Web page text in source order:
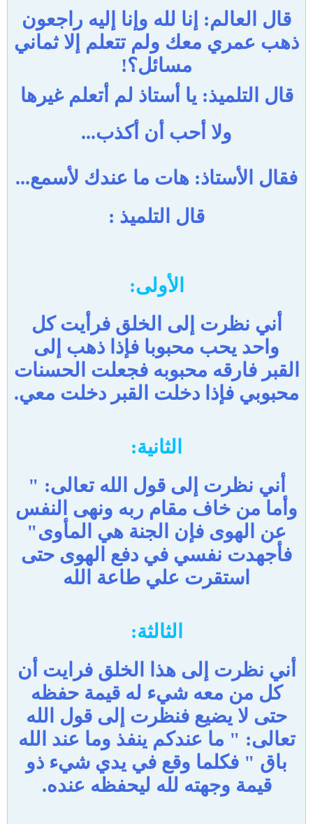
قال العالم: إنا لله وإنا إليه راجعون
ذهب عمري معك ولم تتعلم إلا ثماني
مسائل؟!
قال التلميذ: يا أستاذ لم أتعلم غيرها
ولا أحب أن أكذب...
فقال الأستاذ: هات ما عندك لأسمع...
قال التلميذ :
الأولى:
أني نظرت إلى الخلق فرأيت كل
واحد يحب محبوبا فإذا ذهب إلى
القبر فارقه محبوبه فجعلت الحسنات
محبوبي فإذا دخلت القبر دخلت معي.
الثانية:
أني نظرت إلى قول الله تعالى: "
وأما من خاف مقام ربه ونهى النفس
عن الهوى فإن الجنة هي المأوى"
فأجهدت نفسي في دفع الهوى حتى
استقرت علي طاعة الله
الثالثة:
أني نظرت إلى هذا الخلق فرايت أن
كل من معه شيء له قيمة حفظه
حتى لا يضيع فنظرت إلى قول الله
تعالى: " ما عندكم ينفذ وما عند الله
باق " فكلما وقع في يدي شيء ذو
قيمة وجهته لله ليحفظه عنده.